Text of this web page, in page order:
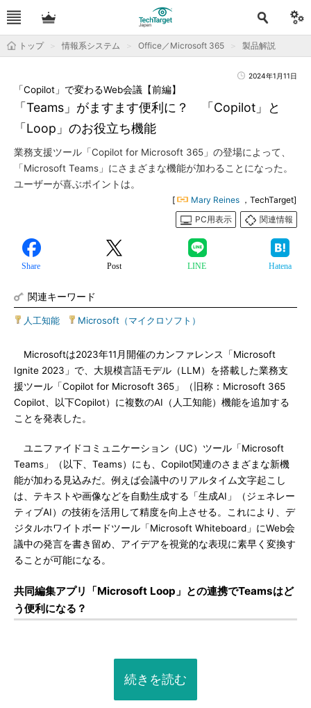
トップ 情報系システム Office／Microsoft 365 製品解説
2024年1月11日
「Teams」がますます便利に？ 「Copilot」と
「Loop」のお役立ち機能
「Copilot」で変わるWeb会議【前編】
業務支援ツール「Copilot for Microsoft 365」の登場によって、
「Microsoft Teams」にさまざまな機能が加わることになった。
ユーザーが喜ぶポイントは。
[ Mary Reines ，TechTarget]
PC用表示
関連情報
Share Post LINE Hatena
関連キーワード
人工知能 Microsoft（マイクロソフト）
Microsoftは2023年11月開催のカンファレンス「Microsoft
Ignite 2023」で、大規模言語モデル（LLM）を搭載した業務支
援ツール「Copilot for Microsoft 365」（旧称：Microsoft 365
Copilot、以下Copilot）に複数のAI（人工知能）機能を追加する
ことを発表した。
ユニファイドコミュニケーション（UC）ツール「Microsoft
Teams」（以下、Teams）にも、Copilot関連のさまざまな新機
能が加わる見込みだ。例えば会議中のリアルタイム文字起こし
は、テキストや画像などを自動生成する「生成AI」（ジェネレー
ティブAI）の技術を活用して精度を向上させる。これにより、デ
ジタルホワイトボードツール「Microsoft Whiteboard」にWeb会
議中の発言を書き留め、アイデアを視覚的な表現に素早く変換す
ることが可能になる。
共同編集アプリ「Microsoft Loop」との連携でTeamsはど
う便利になる？
続きを読む